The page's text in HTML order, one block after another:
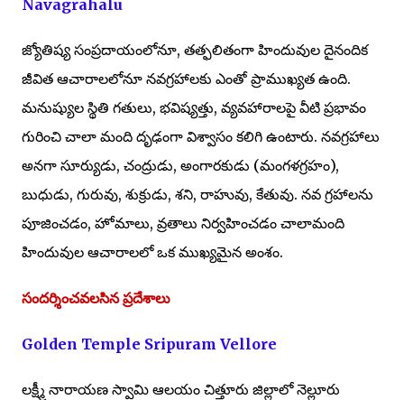
Navagrahalu
జ్యోతిష్య సంప్రదాయంలోనూ, తత్ఫలితంగా హిందువుల దైనందిక
జీవిత ఆచారాలలోనూ నవగ్రహాలకు ఎంతో ప్రాముఖ్యత ఉంది.
మనుష్యుల స్థితి గతులు, భవిష్యత్తు, వ్యవహారాలపై వీటి ప్రభావం
గురించి చాలా మంది దృఢంగా విశ్వాసం కలిగి ఉంటారు. నవగ్రహాలు
అనగా సూర్యుడు, చంద్రుడు, అంగారకుడు (మంగళగ్రహం),
బుధుడు, గురువు, శుక్రుడు, శని, రాహువు, కేతువు. నవ గ్రహాలను
పూజించడం, హోమాలు, వ్రతాలు నిర్వహించడం చాలామంది
హిందువుల ఆచారాలలో ఒక ముఖ్యమైన అంశం.
సందర్శించవలసిన ప్రదేశాలు
Golden Temple Sripuram Vellore
లక్ష్మీ నారాయణ స్వామి ఆలయం చిత్తూరు జిల్లాలో నెల్లూరు